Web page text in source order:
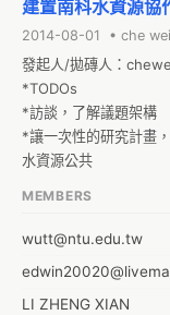
建置南科水資源協
2014-08-01 • che
發起人/拋磚人：
*TODOs
*訪談，了解議題架構
*讓一次性的研究計畫
水資源公共
MEMBERS
wutt@ntu.edu.tw
LI ZHENG XIAN